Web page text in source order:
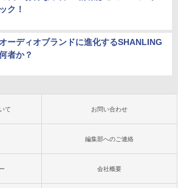
ク！
ーディオブランドに進化するSHANLING
者か？
て お問い合わせ
編集部へのご連絡
会社概要